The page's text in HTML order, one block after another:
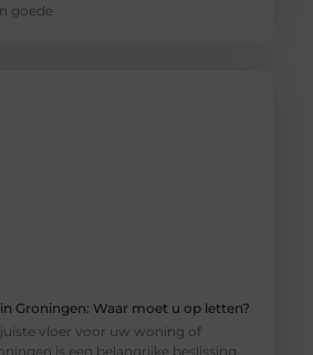
goede
Groningen: Waar moet u op letten?
vloer voor uw woning of
is een belangrijke beslissing.